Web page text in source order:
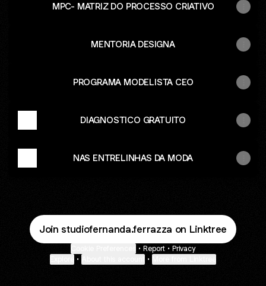
MPC- MATRIZ DO PROCESSO CRIATIVO
MENTORIA DESIGNA
PROGRAMA MODELISTA CEO
DIAGNOSTICO GRATUITO
NAS ENTRELINHAS DA MODA
Join studiofernanda.ferrazza on Linktree
• Report • Privacy
• •